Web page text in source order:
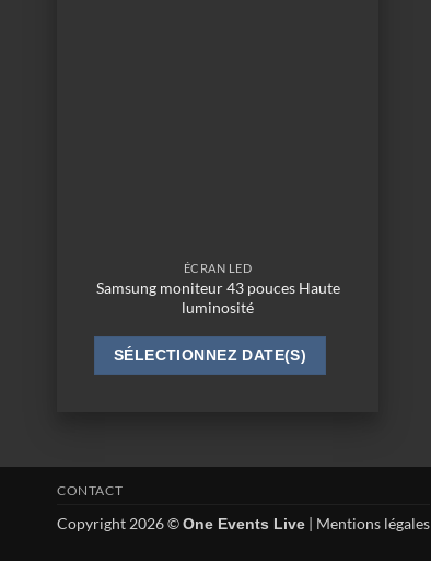
ÉCRAN LED
Samsung moniteur 43 pouces Haute
luminosité
SÉLECTIONNEZ DATE(S)
CONTACT
Copyright 2026 ©One Events Live | Mentions légales